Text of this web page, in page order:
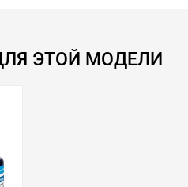
ЭТОЙ МОДЕЛИ